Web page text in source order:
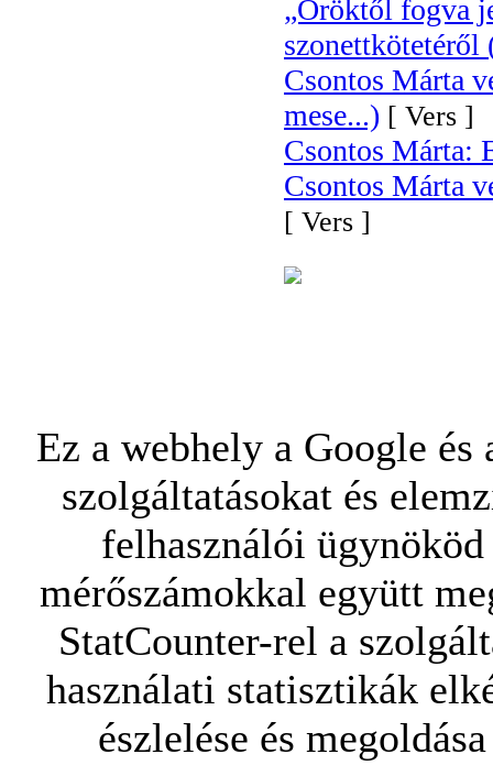
„Öröktől fogva
szonettkötetéről
Csontos Márta
mese...) [ Vers ]
Csontos Márta:
Csontos Márta
[ Vers ]
Ez a webhely a Google
szolgáltatásokat és
felhasználói
mérőszámokkal együtt
StatCounter-rel a
használati statisztikák
észlelése és